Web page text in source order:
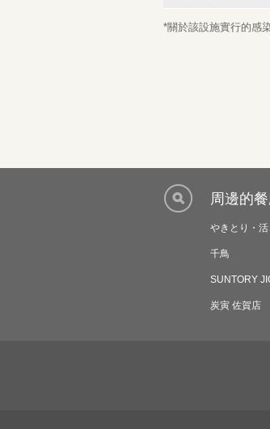
*關於該設施實行的感
周邊的
やきとり・活
千鳥
SUNTORY
炭寅 佐賀店